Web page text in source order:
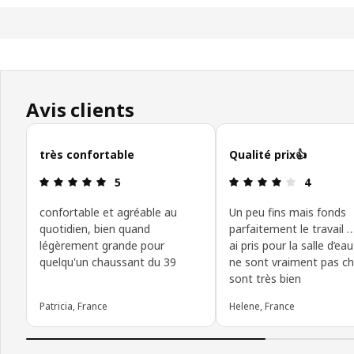
Avis clients
Ignorer les avis clients
très confortable
Avis: 5 sur 5 étoiles
5
confortable et agréable au
quotidien, bien quand
légèrement grande pour
quelqu'un chaussant du 39
Patricia, France
Qualité prix👍
Avis: 4 sur
4
Un peu fins mais fonds
parfaitement le travail
ai pris pour la salle
ne sont vraiment pas
sont très bien
Helene, France